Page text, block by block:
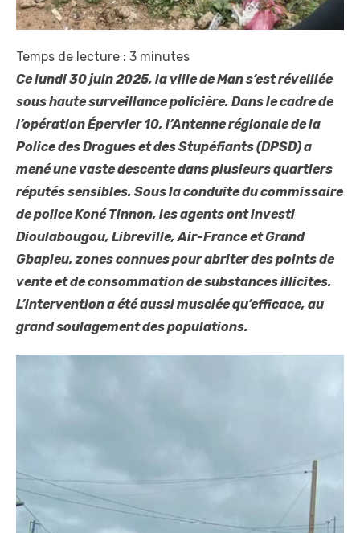
Temps de lecture : 3 minutes
Ce lundi 30 juin 2025, la ville de Man s’est réveillée
sous haute surveillance policière. Dans le cadre de
l’opération Épervier 10, l’Antenne régionale de la
Police des Drogues et des Stupéfiants (DPSD) a
mené une vaste descente dans plusieurs quartiers
réputés sensibles. Sous la conduite du commissaire
de police Koné Tinnon, les agents ont investi
Dioulabougou, Libreville, Air-France et Grand
Gbapleu, zones connues pour abriter des points de
vente et de consommation de substances illicites.
L’intervention a été aussi musclée qu’efficace, au
grand soulagement des populations.